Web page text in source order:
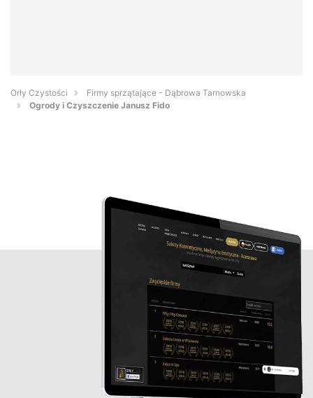
Orły Czystości
Firmy sprzątające - Dąbrowa Tarnowska
Ogrody i Czyszczenie Janusz Fido